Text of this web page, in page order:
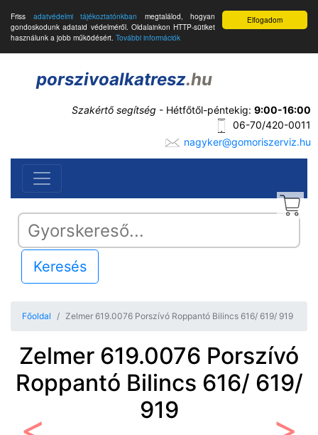
Elfogadom
Friss adatvédelmi tájékoztatónkban megtalálod, hogyan
gondoskodunk adataid védelméről. Oldalainkon HTTP-sütiket
használunk a jobb működésért. További információk
porszivoalkatresz.hu
Szakértő segítség - Hétfőtől-péntekig: 9:00-16:00
06-70/420-0011
nagyker@gomoriszerviz.hu
Keresés
Főoldal Zelmer 619.0076 Porszívó Roppantó Bilincs 616/ 619/ 919
Zelmer 619.0076 Porszívó
Roppantó Bilincs 616/ 619/
919